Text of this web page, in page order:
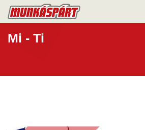
Mi - Ti